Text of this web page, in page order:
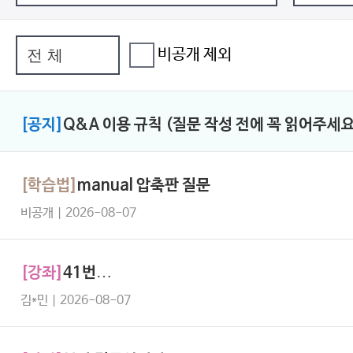
비공개 제외
[공지] Q&A 이용 규칙 (질문 작성 전에 꼭 읽어주세
[학습법] manual 압축판 질문
비공개 | 2026-08-07
[강좌] 41번…
김*민 | 2026-08-07